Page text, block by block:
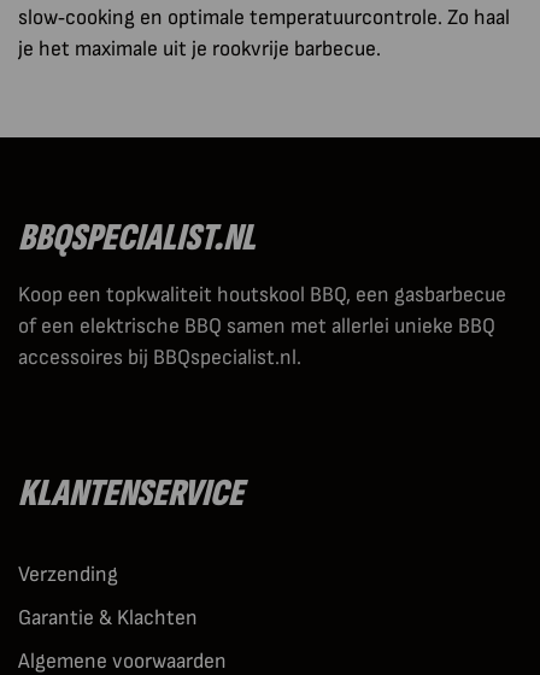
slow‑cooking en optimale temperatuurcontrole. Zo haal
je het maximale uit je rookvrije barbecue.
BBQSPECIALIST.NL
Koop een topkwaliteit houtskool BBQ, een gasbarbecue
of een elektrische BBQ samen met allerlei unieke BBQ
accessoires bij BBQspecialist.nl.
KLANTENSERVICE
Verzending
Garantie & Klachten
Algemene voorwaarden